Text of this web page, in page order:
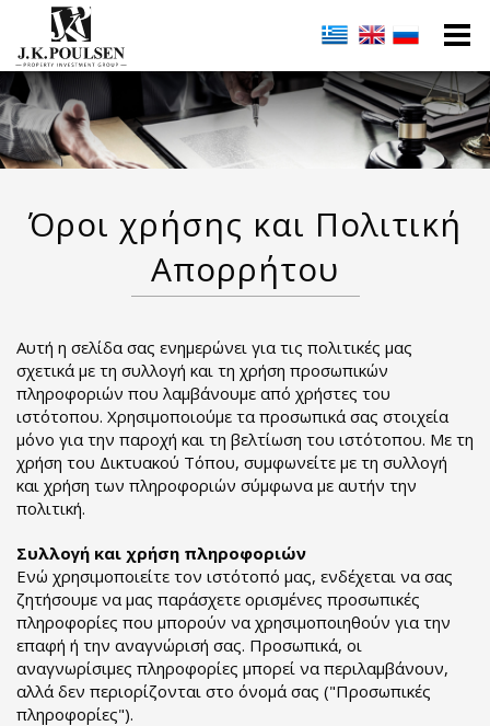
Όροι χρήσης και Πολιτική
Απορρήτου
Αυτή η σελίδα σας ενημερώνει για τις πολιτικές μας
σχετικά με τη συλλογή και τη χρήση προσωπικών
πληροφοριών που λαμβάνουμε από χρήστες του
ιστότοπου. Χρησιμοποιούμε τα προσωπικά σας στοιχεία
μόνο για την παροχή και τη βελτίωση του ιστότοπου. Με τη
χρήση του Δικτυακού Τόπου, συμφωνείτε με τη συλλογή
και χρήση των πληροφοριών σύμφωνα με αυτήν την
πολιτική.
Συλλογή και χρήση πληροφοριών
Ενώ χρησιμοποιείτε τον ιστότοπό μας, ενδέχεται να σας
ζητήσουμε να μας παράσχετε ορισμένες προσωπικές
πληροφορίες που μπορούν να χρησιμοποιηθούν για την
επαφή ή την αναγνώρισή σας. Προσωπικά, οι
αναγνωρίσιμες πληροφορίες μπορεί να περιλαμβάνουν,
αλλά δεν περιορίζονται στο όνομά σας ("Προσωπικές
πληροφορίες").